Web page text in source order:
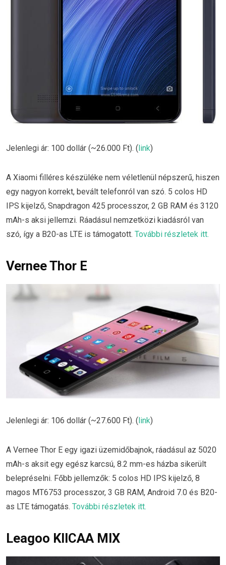
Jelenlegi ár: 100 dollár (~26.000 Ft). (link)
A Xiaomi filléres készüléke nem véletlenül népszerű, hiszen
egy nagyon korrekt, bevált telefonról van szó. 5 colos HD
IPS kijelző, Snapdragon 425 processzor, 2 GB RAM és 3120
mAh-s aksi jellemzi. Ráadásul nemzetközi kiadásról van
szó, így a B20-as LTE is támogatott. További részletek itt.
Vernee Thor E
Jelenlegi ár: 106 dollár (~27.600 Ft). (link)
A Vernee Thor E egy igazi üzemidőbajnok, ráadásul az 5020
mAh-s aksit egy egész karcsú, 8.2 mm-es házba sikerült
belepréselni. Főbb jellemzők: 5 colos HD IPS kijelző, 8
magos MT6753 processzor, 3 GB RAM, Android 7.0 és B20-
as LTE támogatás. További részletek itt.
Leagoo KIICAA MIX